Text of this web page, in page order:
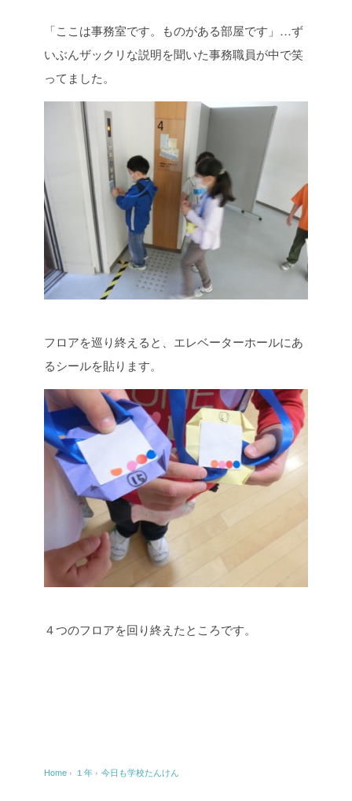
「ここは事務室です。ものがある部屋です」…ず
いぶんザックリな説明を聞いた事務職員が中で笑
ってました。
フロアを巡り終えると、エレベーターホールにあ
るシールを貼ります。
４つのフロアを回り終えたところです。
Home › １年 › 今日も学校たんけん